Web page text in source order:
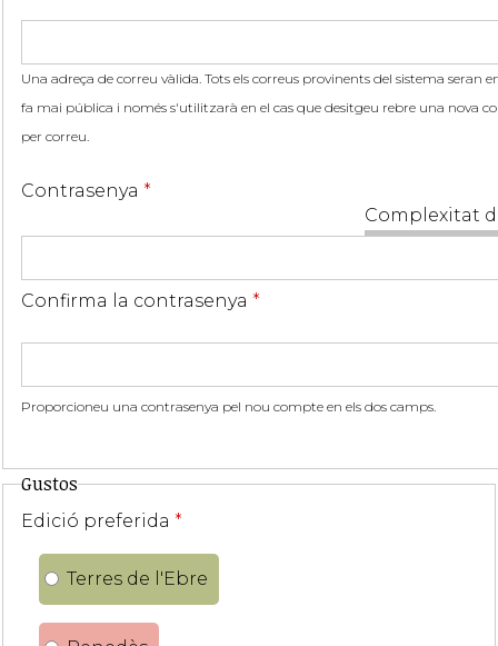
Una adreça de correu vàlida. Tots els correus provinents del sistema seran
fa mai pública i només s'utilitzarà en el cas que desitgeu rebre una nova
per correu.
Complexitat
Contrasenya *
Confirma la contrasenya *
Proporcioneu una contrasenya pel nou compte en els dos camps.
Gustos
Edició preferida *
Terres de l'Ebre